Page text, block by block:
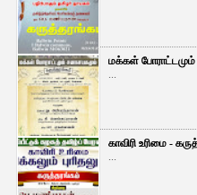
மக்கள்
...
காவிரி உரிமை -
...